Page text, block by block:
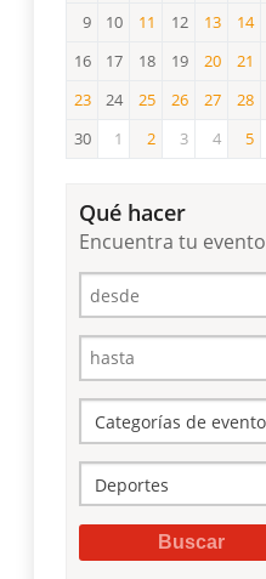
6 7
9 10 11
11
12 13
13
14
14
16 17 18 19 20
20
21
21
23
23
24 25 26 27 28
30
1 2 3 4 5
Qué hacer
Encuentra tu evento